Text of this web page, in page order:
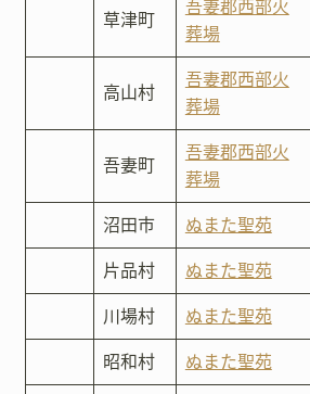
草津町
吾妻郡西部火
葬場
高山村
吾妻郡西部火
葬場
吾妻町
吾妻郡西部火
葬場
沼田市 ぬまた聖苑
片品村 ぬまた聖苑
川場村 ぬまた聖苑
昭和村 ぬまた聖苑